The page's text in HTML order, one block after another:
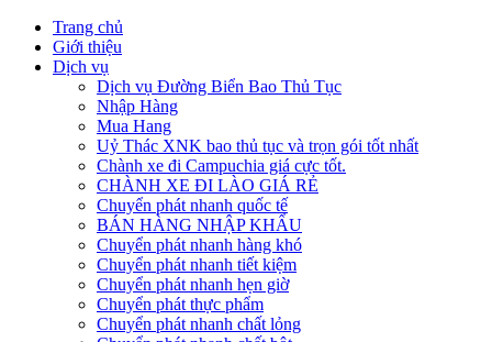
Trang chủ
Giới thiệu
Dịch vụ
Dịch vụ Đường Biển Bao Thủ Tục
Nhập Hàng
Mua Hang
Uỷ Thác XNK bao thủ tục và trọn gói tốt nhất
Chành xe đi Campuchia giá cực tốt.
CHÀNH XE ĐI LÀO GIÁ RẺ
Chuyển phát nhanh quốc tế
BÁN HÀNG NHẬP KHẨU
Chuyển phát nhanh hàng khó
Chuyển phát nhanh tiết kiệm
Chuyển phát nhanh hẹn giờ
Chuyển phát thực phẩm
Chuyển phát nhanh chất lỏng